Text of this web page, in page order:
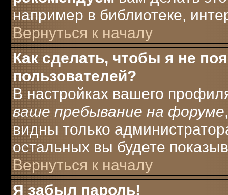
например в библиотеке,
Вернуться к началу
Как сделать, чтобы я не
пользователей?
В настройках вашего
ваше пребывание на форуме
видны только
остальных вы будете
Вернуться к началу
Я забыл пароль!